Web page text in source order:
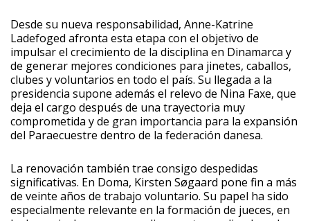
Desde su nueva responsabilidad, Anne-Katrine
Ladefoged afronta esta etapa con el objetivo de
impulsar el crecimiento de la disciplina en Dinamarca y
de generar mejores condiciones para jinetes, caballos,
clubes y voluntarios en todo el país. Su llegada a la
presidencia supone además el relevo de Nina Faxe, que
deja el cargo después de una trayectoria muy
comprometida y de gran importancia para la expansión
del Paraecuestre dentro de la federación danesa.
La renovación también trae consigo despedidas
significativas. En Doma, Kirsten Søgaard pone fin a más
de veinte años de trabajo voluntario. Su papel ha sido
especialmente relevante en la formación de jueces, en